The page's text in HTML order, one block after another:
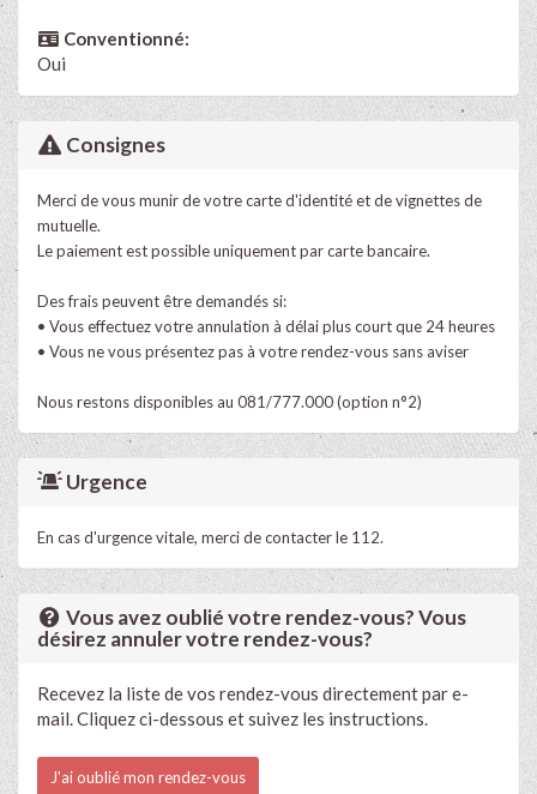
Conventionné:
Oui
Consignes
Merci de vous munir de votre carte d'identité et de vignettes de
mutuelle.
Le paiement est possible uniquement par carte bancaire.
Des frais peuvent être demandés si:
• Vous effectuez votre annulation à délai plus court que 24 heures
• Vous ne vous présentez pas à votre rendez-vous sans aviser
Nous restons disponibles au 081/777.000 (option n°2)
Urgence
En cas d'urgence vitale, merci de contacter le 112.
Vous avez oublié votre rendez-vous? Vous
désirez annuler votre rendez-vous?
Recevez la liste de vos rendez-vous directement par e-
mail. Cliquez ci-dessous et suivez les instructions.
J'ai oublié mon rendez-vous